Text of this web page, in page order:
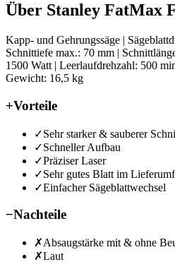
Über Stanley FatMax
Kapp- und Gehrungssäge |
Schnittiefe max.: 70 mm |
1500 Watt | Leerlaufdrehzahl: 500
Gewicht: 16,5 kg
+Vorteile
✓Sehr starker & sauberer
✓Schneller Aufbau
✓Präziser Laser
✓Sehr gutes Blatt im
✓Einfacher Sägeblattwechsel
−Nachteile
✗Absaugstärke mit & ohne
✗Laut